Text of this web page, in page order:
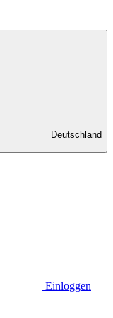
Deutschland
Einloggen